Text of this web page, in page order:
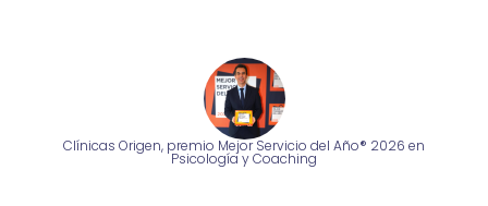
Clínicas Origen, premio Mejor Servicio del Año® 2026 en
Psicología y Coaching